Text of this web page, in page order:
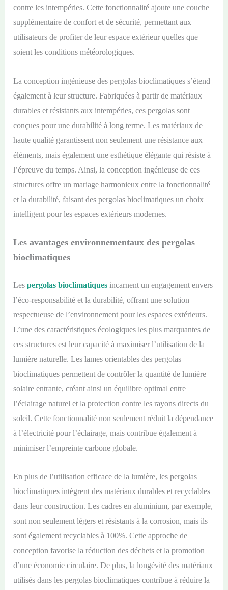
contre les intempéries. Cette fonctionnalité ajoute une couche
supplémentaire de confort et de sécurité, permettant aux
utilisateurs de profiter de leur espace extérieur quelles que
soient les conditions météorologiques.
La conception ingénieuse des pergolas bioclimatiques s’étend
également à leur structure. Fabriquées à partir de matériaux
durables et résistants aux intempéries, ces pergolas sont
conçues pour une durabilité à long terme. Les matériaux de
haute qualité garantissent non seulement une résistance aux
éléments, mais également une esthétique élégante qui résiste à
l’épreuve du temps. Ainsi, la conception ingénieuse de ces
structures offre un mariage harmonieux entre la fonctionnalité
et la durabilité, faisant des pergolas bioclimatiques un choix
intelligent pour les espaces extérieurs modernes.
Les avantages environnementaux des pergolas
bioclimatiques
Lespergolas bioclimatiques incarnent un engagement envers
l’éco-responsabilité et la durabilité, offrant une solution
respectueuse de l’environnement pour les espaces extérieurs.
L’une des caractéristiques écologiques les plus marquantes de
ces structures est leur capacité à maximiser l’utilisation de la
lumière naturelle. Les lames orientables des pergolas
bioclimatiques permettent de contrôler la quantité de lumière
solaire entrante, créant ainsi un équilibre optimal entre
l’éclairage naturel et la protection contre les rayons directs du
soleil. Cette fonctionnalité non seulement réduit la dépendance
à l’électricité pour l’éclairage, mais contribue également à
minimiser l’empreinte carbone globale.
En plus de l’utilisation efficace de la lumière, les pergolas
bioclimatiques intègrent des matériaux durables et recyclables
dans leur construction. Les cadres en aluminium, par exemple,
sont non seulement légers et résistants à la corrosion, mais ils
sont également recyclables à 100%. Cette approche de
conception favorise la réduction des déchets et la promotion
d’une économie circulaire. De plus, la longévité des matériaux
utilisés dans les pergolas bioclimatiques contribue à réduire la